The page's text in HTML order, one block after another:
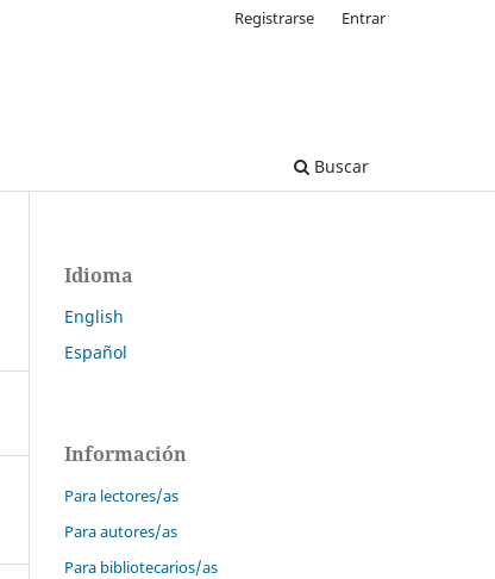
Buscar
Registrarse Entrar
Idioma
English
Español
Información
Para lectores/as
Para autores/as
Para bibliotecarios/as